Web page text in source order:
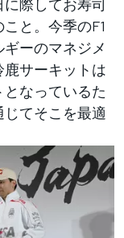
際してお寿司
と。今季のF1
ーのマネジメ
サーキットは
なっているた
てそこを最適